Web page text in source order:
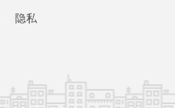
隐私